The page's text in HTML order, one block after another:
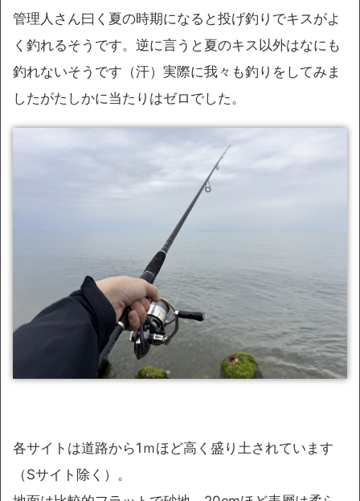
管理人さん曰く夏の時期になると投げ釣りでキスがよ
く釣れるそうです。逆に言うと夏のキス以外はなにも
釣れないそうです（汗）実際に我々も釣りをしてみま
したがたしかに当たりはゼロでした。
各サイトは道路から1ｍほど高く盛り土されています
（Sサイト除く）。